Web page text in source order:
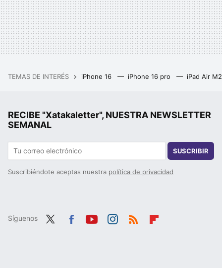
TEMAS DE INTERÉS iPhone 16 iPhone 16 pro iPad Air
RECIBE "Xatakaletter", NUESTRA NEWSLETTER
SEMANAL
SUSCRIBIR
Suscribiéndote aceptas nuestra política de privacidad
Síguenos